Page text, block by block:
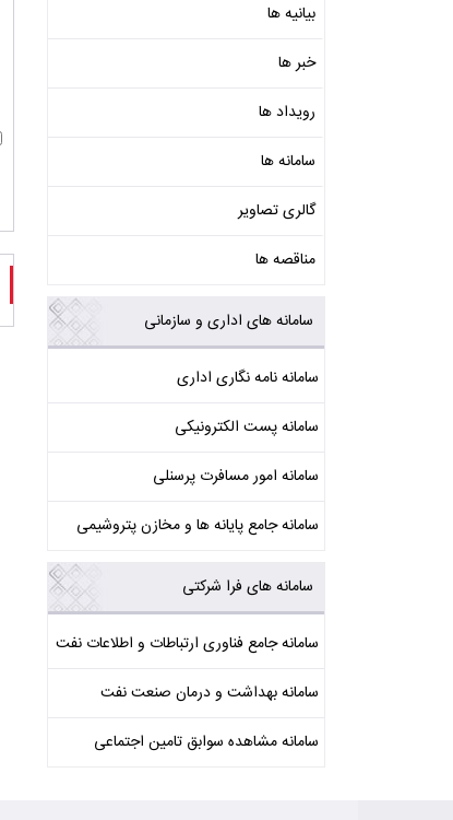
بیانیه ها
خبر ها
رویداد ها
سامانه ها
گالری تصاویر
مناقصه ها
سامانه های اداری و سازمانی
سامانه نامه نگاری اداری
سامانه پست الکترونیکی
سامانه امور مسافرت پرسنلی
سامانه جامع پایانه ها و مخازن پتروشیمی
سامانه های فرا شرکتی
سامانه جامع فناوری ارتباطات و اطلاعات نفت
سامانه بهداشت و درمان صنعت نفت
سامانه مشاهده سوابق تامین اجتماعی